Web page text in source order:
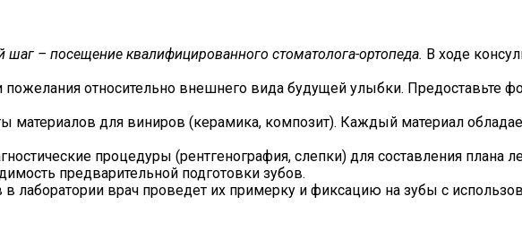
– посещение квалифицированного стоматолога-ортопеда. В ходе
относительно внешнего вида будущей улыбки. Предоставьте
материалов для виниров (керамика, композит). Каждый материал
процедуры (рентгенография, слепки) для составления плана
предварительной подготовки зубов.
в лаборатории врач проведет их примерку и фиксацию на зубы с